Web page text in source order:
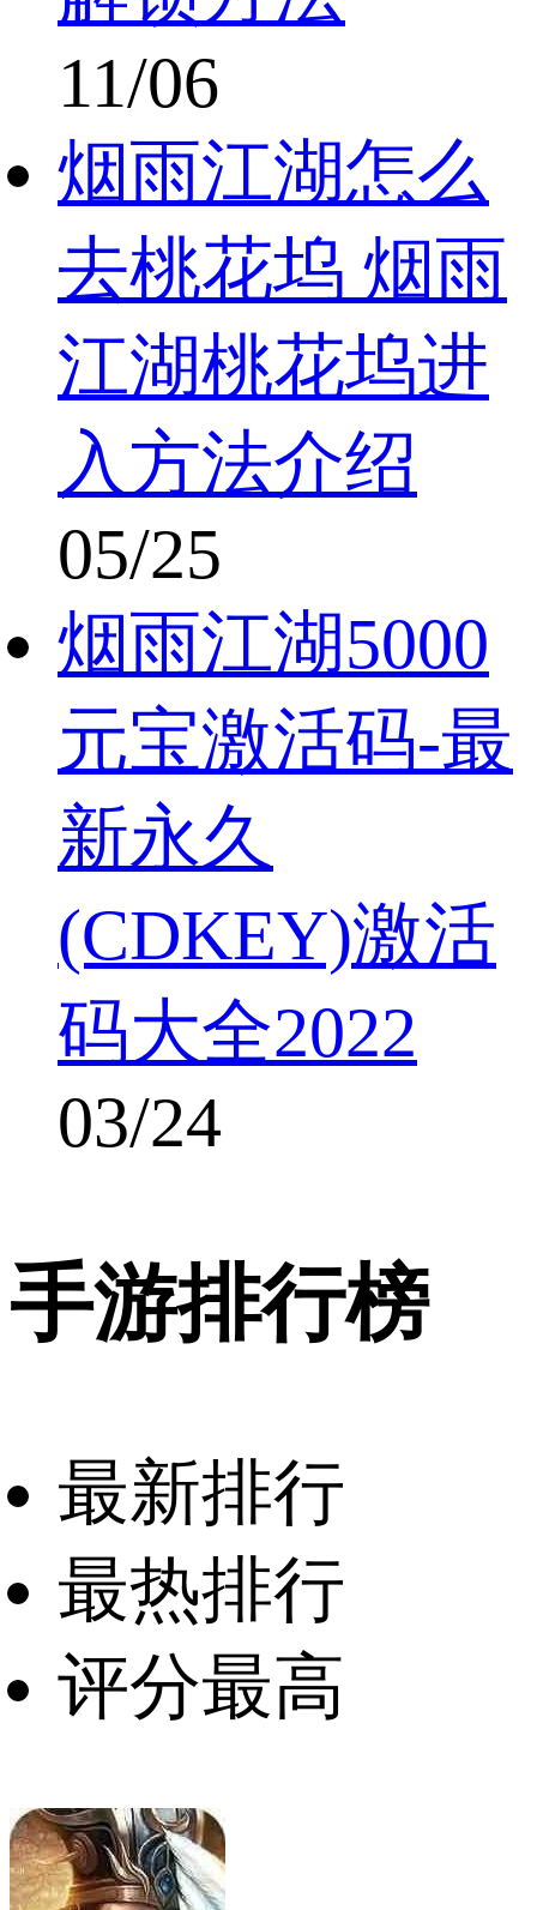
11/06
烟雨江湖怎么
去桃花坞 烟雨
江湖桃花坞进
入方法介绍
05/25
烟雨江湖5000
元宝激活码-最
新永久
(CDKEY)激活
码大全2022
03/24
手游排行榜
最新排行
最热排行
评分最高